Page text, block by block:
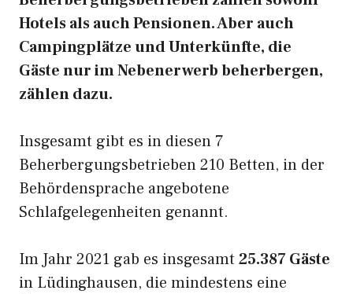
Hotels als auch Pensionen. Aber auch
Campingplätze und Unterkünfte, die
Gäste nur im Nebenerwerb beherbergen,
zählen dazu.
Insgesamt gibt es in diesen 7
Beherbergungsbetrieben 210 Betten, in der
Behördensprache angebotene
Schlafgelegenheiten genannt.
Im Jahr 2021 gab es insgesamt 25.387 Gäste
in Lüdinghausen, die mindestens eine